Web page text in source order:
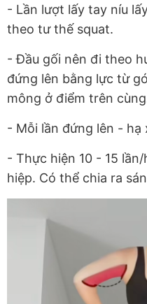
- Lần lượt lấy tay níu
theo tư thế squat.
- Đầu gối nên đi theo
đứng lên bằng lực từ
mông ở điểm trên
- Mỗi lần đứng lên - hạ
- Thực hiện 10 - 15
hiệp. Có thể chia ra